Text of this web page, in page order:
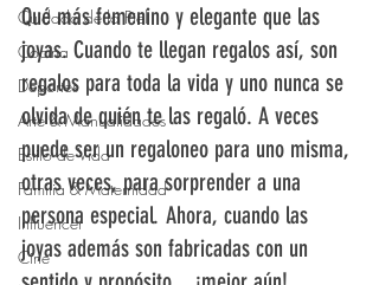
Cuidado de la Piel
Cocina
Deportes
Arte & Manualidades
Estilo de Vida
Familia & Maternidad
Influencer
Cine
Qué más femenino y elegante que las
joyas. Cuando te llegan regalos así, son
regalos para toda la vida y uno nunca se
olvida de quién te las regaló. A veces
puede ser un regaloneo para uno misma,
otras veces, para sorprender a una
persona especial. Ahora, cuando las
joyas además son fabricadas con un